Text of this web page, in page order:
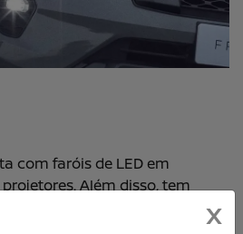
com faróis de LED em
Além disso, tem
facilitar sua visão em qualquer
X